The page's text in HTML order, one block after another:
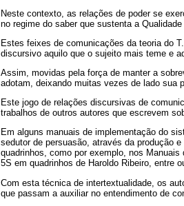
Neste contexto, as relações de poder se
no regime do saber que sustenta a
Estes feixes de comunicações da teoria do
discursivo aquilo que o sujeito mais teme e
Assim, movidas pela força de manter a
adotam, deixando muitas vezes de lado sua
Este jogo de relações discursivas de
trabalhos de outros autores que escrevem
Em alguns manuais de implementação do
sedutor de persuasão, através da produção
quadrinhos, como por exemplo, nos
5S em quadrinhos de Haroldo Ribeiro, entre
Com esta técnica de intertextualidade, os
que passam a auxiliar no entendimento de